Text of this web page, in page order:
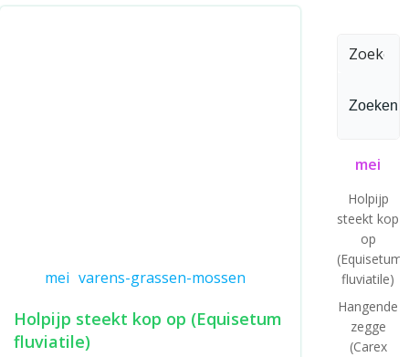
mei varens-grassen-mossen
Holpijp steekt kop op (Equisetum
fluviatile)
Zoeken
mei
Holpijp
steekt kop
op
(Equisetum
fluviatile)
Hangende
zegge
(Carex